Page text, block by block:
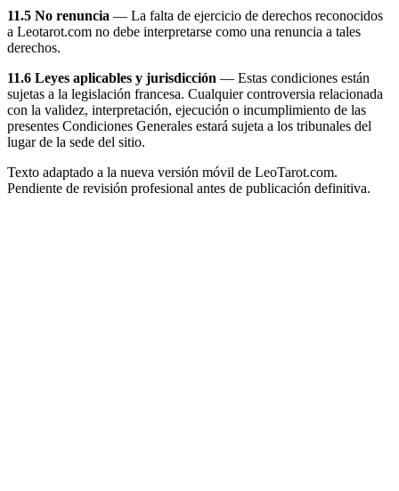
11.5 No renuncia — La falta de ejercicio de derechos reconocidos
a Leotarot.com no debe interpretarse como una renuncia a tales
derechos.
11.6 Leyes aplicables y jurisdicción — Estas condiciones están
sujetas a la legislación francesa. Cualquier controversia relacionada
con la validez, interpretación, ejecución o incumplimiento de las
presentes Condiciones Generales estará sujeta a los tribunales del
lugar de la sede del sitio.
Texto adaptado a la nueva versión móvil de LeoTarot.com.
Pendiente de revisión profesional antes de publicación definitiva.